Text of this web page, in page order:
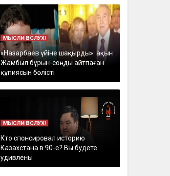
МЫСЛИ ВСЛУХ!
«Назарбаев үйіне шақырды»: ақын
Жамбыл бұрын-соңды айтпаған
құпиясын бөлісті
МЫСЛИ ВСЛУХ!
Кто спонсировал историю
Казахстана в 90-е? Вы будете
удивлены